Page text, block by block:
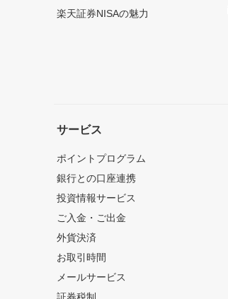
楽天証券NISAの魅力
サービス
ポイントプログラム
銀行との口座連携
投資情報サービス
ご入金・ご出金
外貨決済
お取引時間
メールサービス
証券税制